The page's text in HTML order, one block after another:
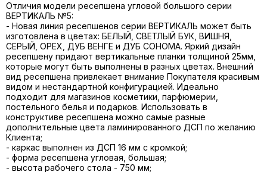
Отличия модели ресепшена угловой большого серии
ВЕРТИКАЛЬ №5:
- Новая линия ресепшенов серии ВЕРТИКАЛЬ может быть
изготовлена в цветах: БЕЛЫЙ, СВЕТЛЫЙ БУК, ВИШНЯ,
СЕРЫЙ, ОРЕХ, ДУБ ВЕНГЕ и ДУБ СОНОМА. Яркий дизайн
ресепшену придают вертикальные планки толщиной 25мм,
которые могут быть выполнены в разных цветах. Внешний
вид ресепшена привлекает внимание Покупателя красивым
видом и нестандартной конфигурацией. Идеально
подходит для магазинов косметики, парфюмерии,
постельного белья и подарков. Использовать в
конструктиве ресепшена можно самые разные
дополнительные цвета ламинированного ДСП по желанию
Клиента;
- каркас выполнен из ДСП 16 мм с кромкой;
- форма ресепшена угловая, большая;
- высота рабочего стола - 750 мм;